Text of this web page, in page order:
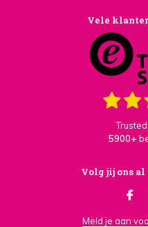
Vele
5900+
Volg jij ons
Meld je aan